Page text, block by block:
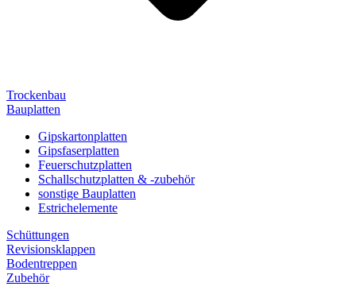
Trockenbau
Bauplatten
Gipskartonplatten
Gipsfaserplatten
Feuerschutzplatten
Schallschutzplatten & -zubehör
sonstige Bauplatten
Estrichelemente
Schüttungen
Revisionsklappen
Bodentreppen
Zubehör